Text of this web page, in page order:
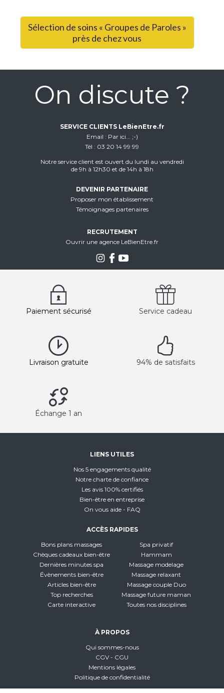
Sélection de soins « Groupes de Paroles »
près de chez vous
On discute ?
SERVICE CLIENTS LeBienEtre.fr
Email
Par ici... ;-)
Tél
03 20 14 99 99
Notre service client est ouvert du lundi au vendredi
de 9h à 12h30 et de 14h à 18h
DEVENIR PARTENAIRE
Proposer mon établissement
Témoignages partenaires
RECRUTEMENT
Ouvrir une agence LeBienEtre.fr
Paiement sécurisé Service cadeau
Livraison gratuite 94% de satisfaits
Échange 1 an
LIENS UTILES
Nos 5 engagements qualité
Notre charte de confiance
Les avis 100% certifiés
Bien-être en entreprise
On vous aide - FAQ
ACCÈS RAPIDES
Bons plans massages
Chèques cadeaux bien-être
Dernières minutes spa
Évènements bien-être
Articles bien-être
Top recherches
Carte interactive
Spa privatif
Hammam
Massage modelage
Massage relaxant
Massage couple Duo
Massage future maman
Toutes nos disciplines
À PROPOS
Qui sommes-nous
CGV - CGU
Mentions légales
Politique de confidentialité